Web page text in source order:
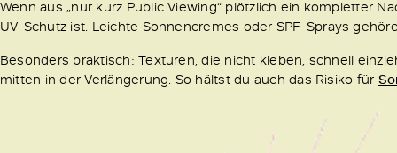
Wenn aus „nur kurz Public Viewing“ plötzlich ein kompletter
UV-Schutz ist. Leichte Sonnencremes oder SPF-Sprays
Besonders praktisch: Texturen, die nicht kleben, schnell
mitten in der Verlängerung. So hältst du auch das Risiko für